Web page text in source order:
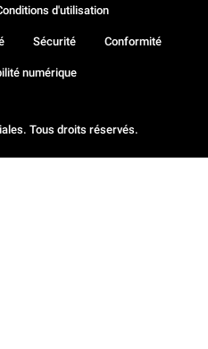
Tous droits réservés.
d'utilisation
Sécurité Conformité
numérique